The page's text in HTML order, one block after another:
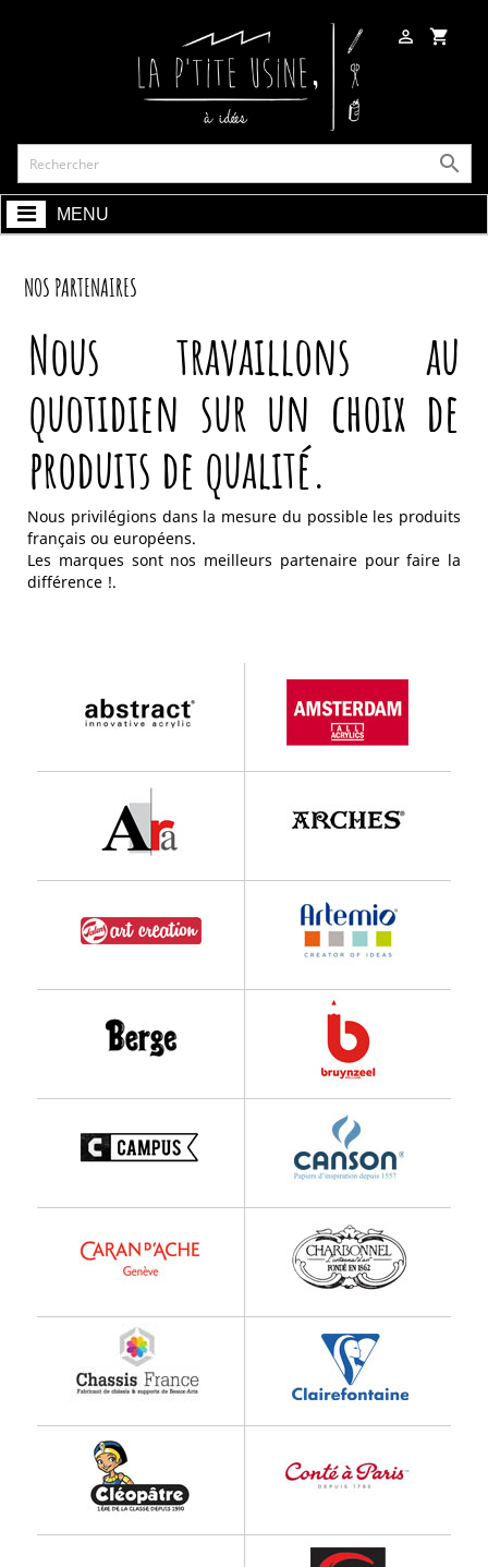
shopping_cart


MENU
NOS PARTENAIRES
Nous travaillons au
quotidien sur un choix de
produits de qualité.
Nous privilégions dans la mesure du possible les produits
français ou européens.
Les marques sont nos meilleurs partenaire pour faire la
différence !.